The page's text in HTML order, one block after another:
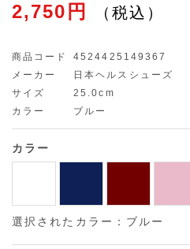
2,750円
商品コード
4524425149367
メーカー
日本ヘルスシューズ
サイズ
25.0cm
カラー
ブルー
カラー
選択されたカラー：ブルー